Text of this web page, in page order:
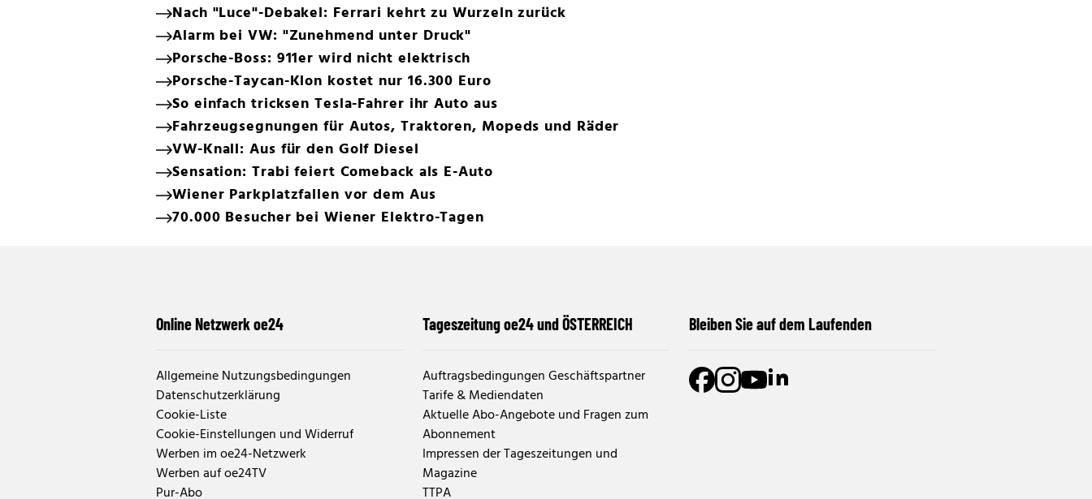
Nach "Luce"-Debakel: Ferrari kehrt zu Wurzeln zurück
Alarm bei VW: "Zunehmend unter Druck"
Porsche-Boss: 911er wird nicht elektrisch
Porsche-Taycan-Klon kostet nur 16.300 Euro
So einfach tricksen Tesla-Fahrer ihr Auto aus
Fahrzeugsegnungen für Autos, Traktoren, Mopeds und Räder
VW-Knall: Aus für den Golf Diesel
Sensation: Trabi feiert Comeback als E-Auto
Wiener Parkplatzfallen vor dem Aus
70.000 Besucher bei Wiener Elektro-Tagen
Online Netzwerk oe24
Allgemeine Nutzungsbedingungen
Datenschutzerklärung
Cookie-Liste
Cookie-Einstellungen und Widerruf
Werben im oe24-Netzwerk
Werben auf oe24TV
Pur-Abo
Tageszeitung oe24 und ÖSTERREICH
Auftragsbedingungen Geschäftspartner
Tarife & Mediendaten
Aktuelle Abo-Angebote und Fragen zum
Abonnement
Impressen der Tageszeitungen und
Magazine
TTPA
Bleiben Sie auf dem Laufenden